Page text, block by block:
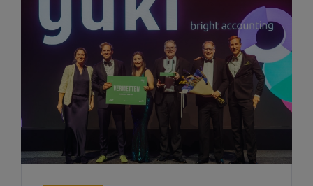
Ondernemer en privé
HR Advies
Agro
Vacatures
Aanmelden